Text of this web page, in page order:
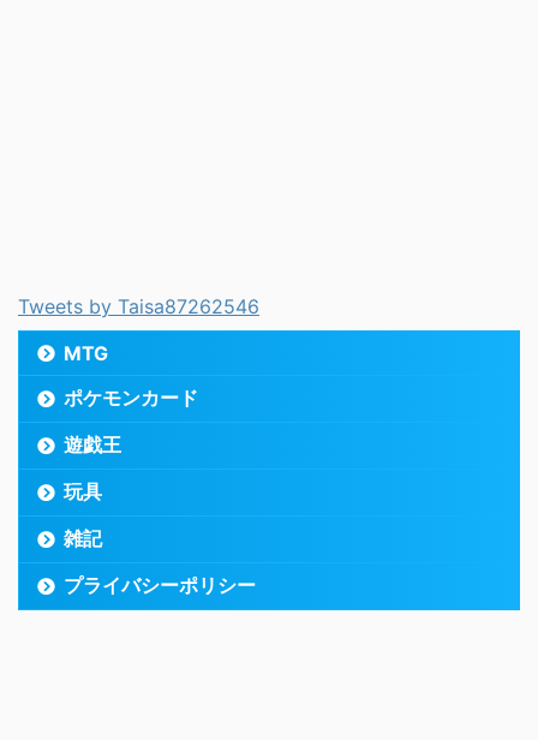
Tweets by Taisa87262546
MTG
ポケモンカード
遊戯王
玩具
雑記
プライバシーポリシー